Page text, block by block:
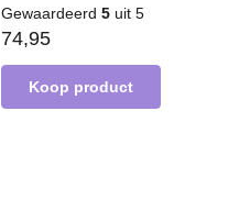
Gewaardeerd 5 uit 5
74,95
Koop product